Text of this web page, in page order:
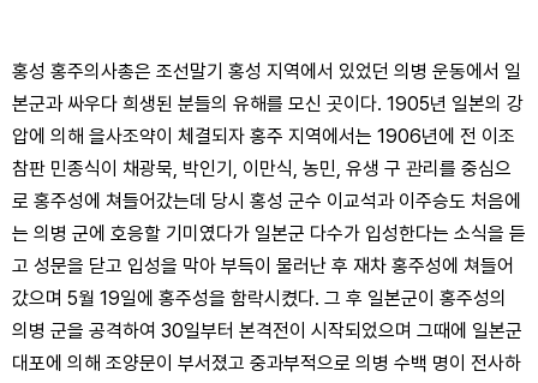
홍성 홍주의사총은 조선말기 홍성 지역에서 있었던 의병 운동에서 일
본군과 싸우다 희생된 분들의 유해를 모신 곳이다. 1905년 일본의 강
압에 의해 을사조약이 체결되자 홍주 지역에서는 1906년에 전 이조
참판 민종식이 채광묵, 박인기, 이만식, 농민, 유생 구 관리를 중심으
로 홍주성에 쳐들어갔는데 당시 홍성 군수 이교석과 이주승도 처음에
는 의병 군에 호응할 기미였다가 일본군 다수가 입성한다는 소식을 듣
고 성문을 닫고 입성을 막아 부득이 물러난 후 재차 홍주성에 쳐들어
갔으며 5월 19일에 홍주성을 함락시켰다. 그 후 일본군이 홍주성의
의병 군을 공격하여 30일부터 본격전이 시작되었으며 그때에 일본군
대포에 의해 조양문이 부서졌고 중과부적으로 의병 수백 명이 전사하